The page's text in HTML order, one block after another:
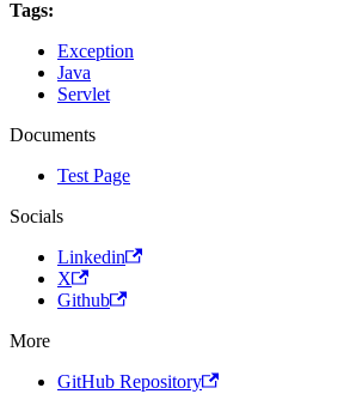
Tags:
Exception
Java
Servlet
Documents
Test Page
Socials
Linkedin
X
Github
More
GitHub Repository